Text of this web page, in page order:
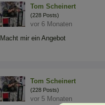
Tom Scheinert
(228 Posts)
vor 6 Monaten
Macht mir ein Angebot
Tom Scheinert
(228 Posts)
vor 5 Monaten